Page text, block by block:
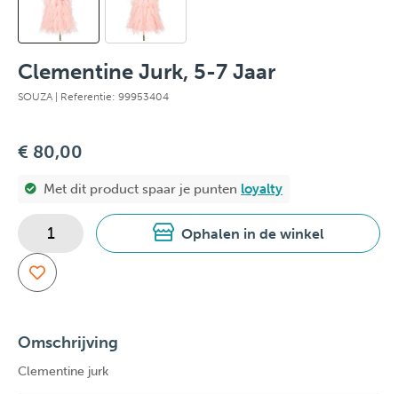
Clementine Jurk, 5-7 Jaar
SOUZA | Referentie: 99953404
€ 80,00
Met dit product spaar je punten loyalty
Ophalen in de winkel
Omschrijving
Clementine jurk